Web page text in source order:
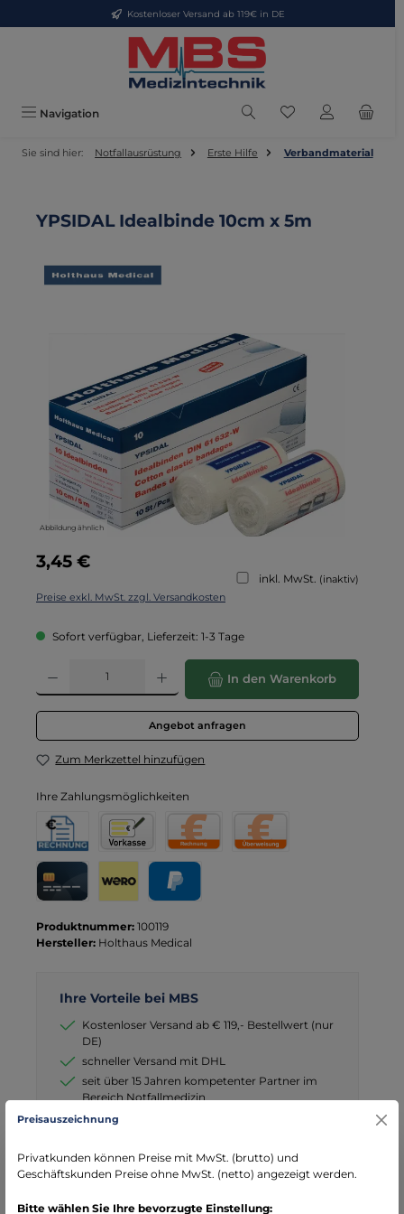
Zum Hauptinhalt springenKostenloser Versand ab 119€ in DE
Navigation Du hast 0
Sie sind hier: Notfallausrüstung Erste Hilfe Verbandmaterial
YPSIDAL Idealbinde 10cm x 5m
Abbildung ähnlich
Regulärer Preis:
3,45 €
inkl. MwSt. (inaktiv)
Preise exkl. MwSt. zzgl. Versandkosten
Sofort verfügbar, Lieferzeit: 1-3 Tage
Produkt Anzahl: Gib den gewünschten Wert ein oder benutze die
In den Warenkorb
Angebot anfragen
Zum Merkzettel hinzufügen
Ihre Zahlungsmöglichkeiten
Produktnummer: 100119
Hersteller: Holthaus Medical
Ihre Vorteile bei MBS
Kostenloser Versand ab € 119,- Bestellwert (nur
DE)
schneller Versand mit DHL
seit über 15 Jahren kompetenter Partner im
Bereich Notfallmedizin
Beschreibung
Preisauszeichnung
Privatkunden können Preise mit MwSt. (brutto) und
Geschäftskunden Preise ohne MwSt. (netto) angezeigt werden.
Bitte wählen Sie Ihre bevorzugte Einstellung: